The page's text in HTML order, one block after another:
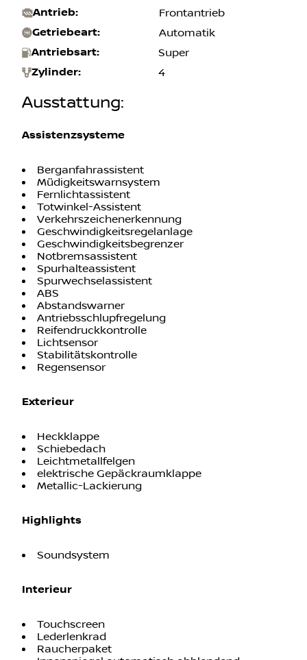
Hubraum 1332
Leistung (KW / PS) 117 / 159
Antrieb: Frontantrieb
Getriebeart Automatik
Zylinder:
Ausstattung:
Assistenzsysteme
Berganfahrassistent
Müdigkeitswarnsystem
Fernlichtassistent
Totwinkel-Assistent
Verkehrszeichenerkennung
Geschwindigkeitsregelanlage
Geschwindigkeitsbegrenzer
Notbremsassistent
Spurhalteassistent
Spurwechselassistent
ABS
Abstandswarner
Antriebsschlupfregelung
Reifendruckkontrolle
Regensensor
Exterieur
Heckklappe
Schiebedach
Metallic-Lackierung
Highlights
Soundsystem
Interieur